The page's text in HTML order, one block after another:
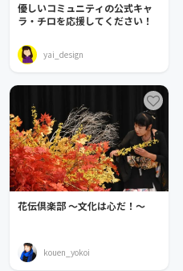
優しいコミュニティの公式キャ
ラ・チロを応援してください！
yai_design
花伝倶楽部 〜文化は心だ！〜
kouen_yokoi